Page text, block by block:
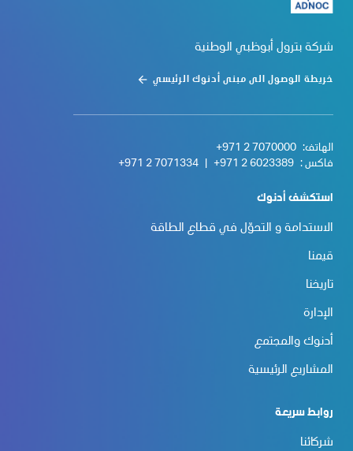
شركة بترول أبوظبي الوطنية
خريطة الوصول الى مبنى أدنوك الرئيسي
الهاتف: +971 2 7070000
فاكس : +971 2 6023389
+971 2 7071334
استكشف أدنوك
الاستدامة و التحوّل في قطاع الطاقة
قيمنا
تاريخنا
الإدارة
أدنوك والمجتمع
المشاريع الرئيسية
روابط سريعة
شركائنا